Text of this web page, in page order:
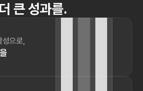
더 큰 성과를.
으로,